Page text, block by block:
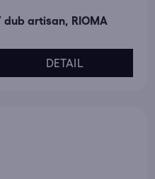
artisan, RIOMA
DETAIL